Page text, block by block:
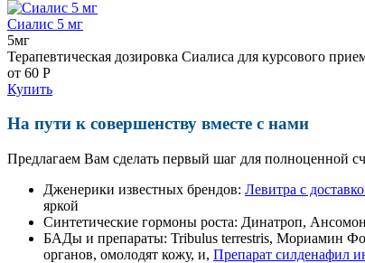
Сиалис 5 мг
5мг
Терапевтическая дозировка Сиалиса для курсового
от 60 Р
Купить
На пути к совершенству вместе с нами
Предлагаем Вам сделать первый шаг для полноценной
Дженерики известных брендов: Левитра с
яркой
Синтетические гормоны роста: Динатроп,
БАДы и препараты: Tribulus terrestris, Мориамин
органов, омолодят кожу, и, Препарат силденафил